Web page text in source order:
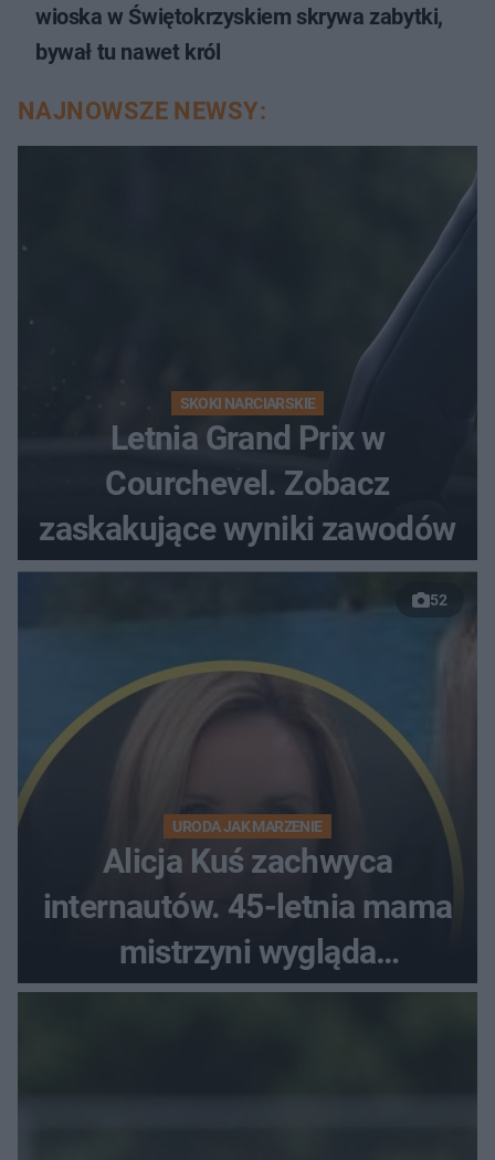
wioska w Świętokrzyskiem skrywa zabytki,
bywał tu nawet król
NAJNOWSZE NEWSY:
SKOKI NARCIARSKIE
Letnia Grand Prix w
Courchevel. Zobacz
zaskakujące wyniki zawodów
52
URODA JAK MARZENIE
Alicja Kuś zachwyca
internautów. 45-letnia mama
mistrzyni wygląda
zjawiskowo